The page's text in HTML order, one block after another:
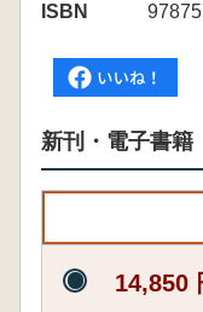
ISBN
新刊・電子書籍
14,850